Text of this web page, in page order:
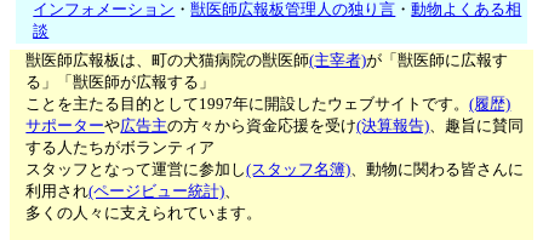
インフォメーション ・獣医師広報板管理人の独り言 ・動物よくある相
談
獣医師広報板は、町の犬猫病院の獣医師(主宰者)が「獣医師に広報す
る」「獣医師が広報する」
ことを主たる目的として1997年に開設したウェブサイトです。(履歴)
サポーターや広告主の方々から資金応援を受け(決算報告)、趣旨に賛同
する人たちがボランティア
スタッフとなって運営に参加し(スタッフ名簿)、動物に関わる皆さんに
利用され(ページビュー統計)、
多くの人々に支えられています。